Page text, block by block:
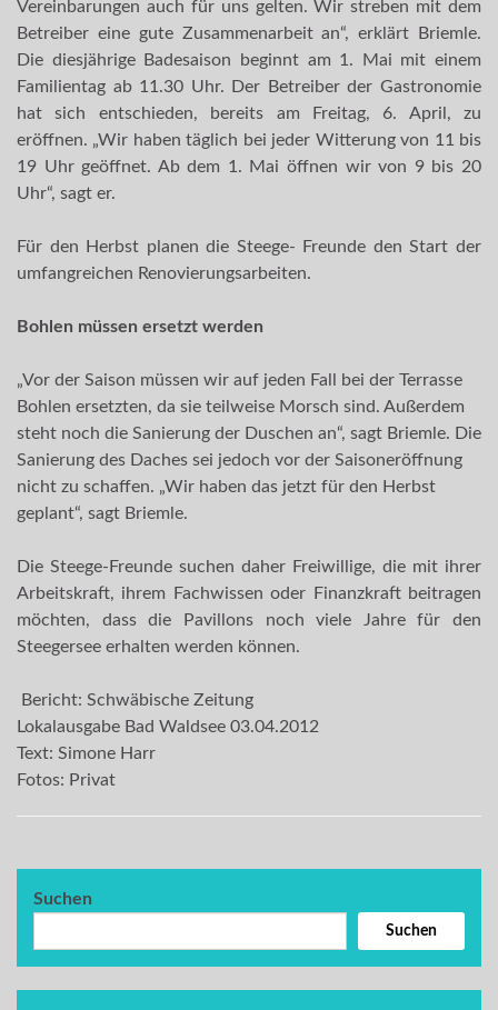
Vereinbarungen auch für uns gelten. Wir streben mit dem
Betreiber eine gute Zusammenarbeit an“, erklärt Briemle.
Die diesjährige Badesaison beginnt am 1. Mai mit einem
Familientag ab 11.30 Uhr. Der Betreiber der Gastronomie
hat sich entschieden, bereits am Freitag, 6. April, zu
eröffnen. „Wir haben täglich bei jeder Witterung von 11 bis
19 Uhr geöffnet. Ab dem 1. Mai öffnen wir von 9 bis 20
Uhr“, sagt er.
Für den Herbst planen die Steege- Freunde den Start der
umfangreichen Renovierungsarbeiten.
Bohlen müssen ersetzt werden
„Vor der Saison müssen wir auf jeden Fall bei der Terrasse
Bohlen ersetzten, da sie teilweise Morsch sind. Außerdem
steht noch die Sanierung der Duschen an“, sagt Briemle. Die
Sanierung des Daches sei jedoch vor der Saisoneröffnung
nicht zu schaffen. „Wir haben das jetzt für den Herbst
geplant“, sagt Briemle.
Die Steege-Freunde suchen daher Freiwillige, die mit ihrer
Arbeitskraft, ihrem Fachwissen oder Finanzkraft beitragen
möchten, dass die Pavillons noch viele Jahre für den
Steegersee erhalten werden können.
Bericht: Schwäbische Zeitung
Lokalausgabe Bad Waldsee 03.04.2012
Text: Simone Harr
Fotos: Privat
Suchen
Suchen